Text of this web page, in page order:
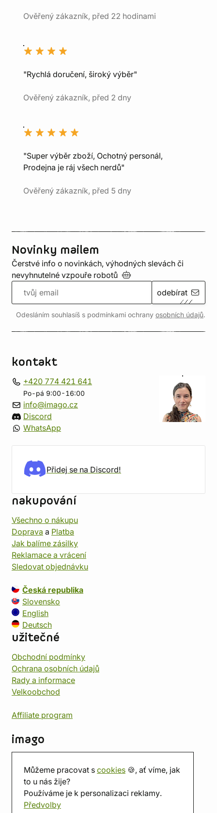
Můžeme pracovat s cookies 🍪, ať víme, jak
to u nás žije?
Používáme je k personalizaci reklamy.
Předvolby
Ověřený zákazník, před 22 hodinami
"Rychlá doručení, široký výběr"
Ověřený zákazník, před 2 dny
"Super výběr zboží, Ochotný personál,
Prodejna je ráj všech nerdů"
Ověřený zákazník, před 5 dny
Novinky mailem
Čerstvé info o novinkách, výhodných slevách či
nevyhnutelné vzpouře robotů
odebírat
Odesláním souhlasíš s podmínkami ochrany osobních údajů.
kontakt
+420 774 421 641
Po-pá 9:00-16:00
info@imago.cz
Discord
WhatsApp
Přidej se na Discord!
nakupování
Všechno o nákupu
Doprava a Platba
Jak balíme zásilky
Reklamace a vrácení
Sledovat objednávku
Česká republika
Slovensko
English
Deutsch
užitečné
Obchodní podmínky
Ochrana osobních údajů
Rady a informace
Velkoobchod
Affiliate program
imago
Prodejna
Herna
O nás
Hodnocení obchodu